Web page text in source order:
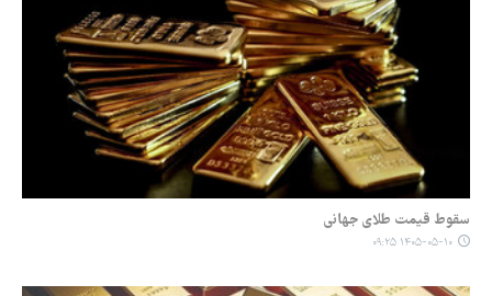
سقوط قیمت طلای جهانی
۱۴۰۵-۰۵-۱۰ ۰۹:۲۵